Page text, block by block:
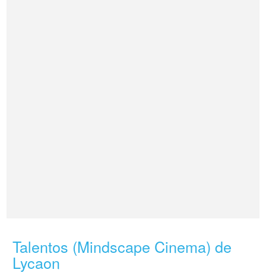
Talentos (Mindscape Cinema) de
Lycaon